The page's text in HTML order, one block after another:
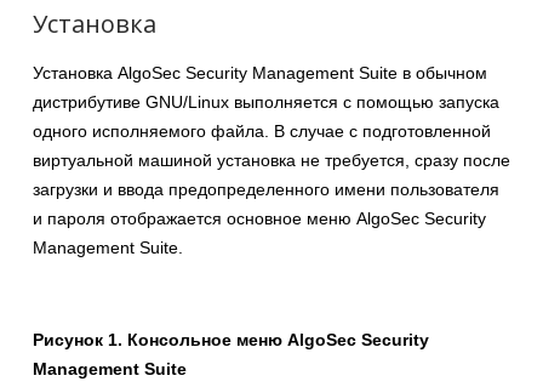
Установка
Установка AlgoSec Security Management Suite в обычном
дистрибутиве GNU/Linux выполняется с помощью запуска
одного исполняемого файла. В случае с подготовленной
виртуальной машиной установка не требуется, сразу после
загрузки и ввода предопределенного имени пользователя
и пароля отображается основное меню AlgoSec Security
Management Suite.
Рисунок 1. Консольное меню AlgoSec Security
Management Suite